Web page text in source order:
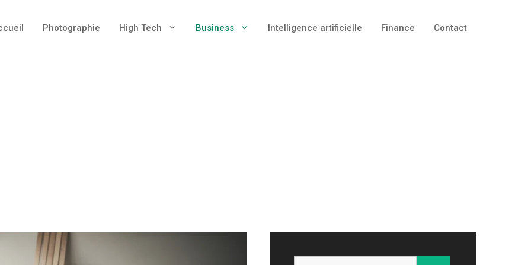
Photographie High Tech Business Intelligence artificielle Finance Contact